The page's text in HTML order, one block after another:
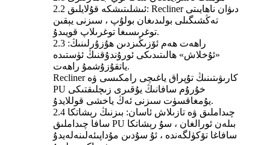
2.2 ئىشلىتىشكە قۇلايلىق: Recliner دىۋان ناھايىتى
تەڭشىگىلى بولىدىغان بولۇپ ، سىزنى يېقىن
توغرىسىغا توغرىلاپ قويىدۇ.
2.3 راھەت ھەم ئۆزىڭىزدىن ھۇزۇرلىنىڭ:
«ئۇخلاش» ھالىتىدىكى ئورۇندۇقنىڭ ئۈستىدە
ياتقۇزۇشمۇ راھەت.
Recliner كارىۋىتىنىڭ تۇپراق ياغىچى رامكىسى ۋە
PU خۇرۇم سافانىڭ يۇقىرى زىچلىقتىكى
يۇمغاقسۈت سىزنى ئەڭ ياخشى قوللايدۇ.
2.4 چىداملىق ۋە تازىلاش ئاسان: بىزنىڭ رېشاتكا
سافا چىداملىق PU بىلەن ئورالغان ، سۇ رېشاتكا
سافاغا تۆكۈلگەندە ، ئۇ سۇدىن مۇداپىئەلىنەلەيدۇ